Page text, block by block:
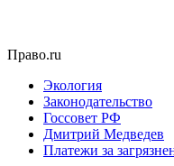
Право.ru
Экология
Законодательство
Госсовет РФ
Дмитрий Медведев
Платежи за